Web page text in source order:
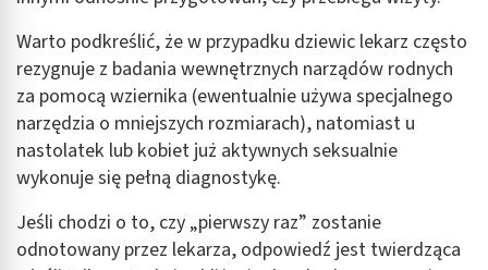
Warto podkreślić, że w przypadku dziewic lekarz często
rezygnuje z badania wewnętrznych narządów rodnych
za pomocą wziernika (ewentualnie używa specjalnego
narzędzia o mniejszych rozmiarach), natomiast u
nastolatek lub kobiet już aktywnych seksualnie
wykonuje się pełną diagnostykę.
Jeśli chodzi o to, czy „pierwszy raz” zostanie
odnotowany przez lekarza, odpowiedź jest twierdząca